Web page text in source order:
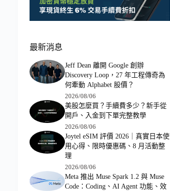
最新消息
Jeff Dean 離開 Google 創辦
Discovery Loop，27 年工程傳奇為
何牽動 Alphabet 股價？
2026/08/06
美股怎麼買？手續費多少？新手從
開戶、入金到下單完整教學
2026/08/06
Joytel eSIM 評價 2026｜真實日本使
用心得、限時優惠碼、8 月活動整
理
2026/08/06
Meta 推出 Muse Spark 1.2 與 Muse
Code：Coding、AI Agent 功能、效